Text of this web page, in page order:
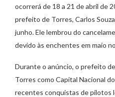
ocorrerá de 18 a 21 de abril de
prefeito de Torres, Carlos
junho. Ele lembrou do
devido às enchentes em maio
Durante o anúncio, o prefeito
Torres como Capital Nacional
recentes conquistas de pilotos